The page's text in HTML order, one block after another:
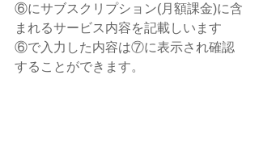
⑥にサブスクリプション(月額課金)に含
まれるサービス内容を記載しいます
⑥で入力した内容は⑦に表示され確認
することができます。